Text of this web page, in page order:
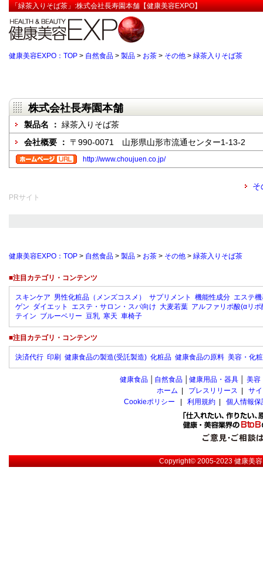
「緑茶入りそば茶」:株式会社長寿園本舗【健康美容EXPO】
健康美容EXPO：TOP > 自然食品 > 製品 > お茶 > その他 > 緑茶入りそば茶
株式会社長寿園本舗
製品名 ： 緑茶入りそば茶
会社概要 ： 〒990-0071 山形県山形市流通センター1-13-2
http://www.choujuen.co.jp/
そ
PRサイト
健康美容EXPO：TOP > 自然食品 > 製品 > お茶 > その他 > 緑茶入りそば茶
■注目カテゴリ・コンテンツ
スキンケア 男性化粧品（メンズコスメ） サプリメント 機能性成分 エステ
ゲン ダイエット エステ・サロン・スパ向け 大麦若葉 アルファリポ酸(αリポ
テイン ブルーベリー 豆乳 寒天 車椅子
■注目カテゴリ・コンテンツ
決済代行 印刷 健康食品の製造(受託製造) 化粧品 健康食品の原料 美容・化
健康食品 自然食品 健康用品・器具 美容
ホーム
プレスリリース
サ
Cookieポリシー
利用規約 個人情報
Copyright© 2005-2023健康美